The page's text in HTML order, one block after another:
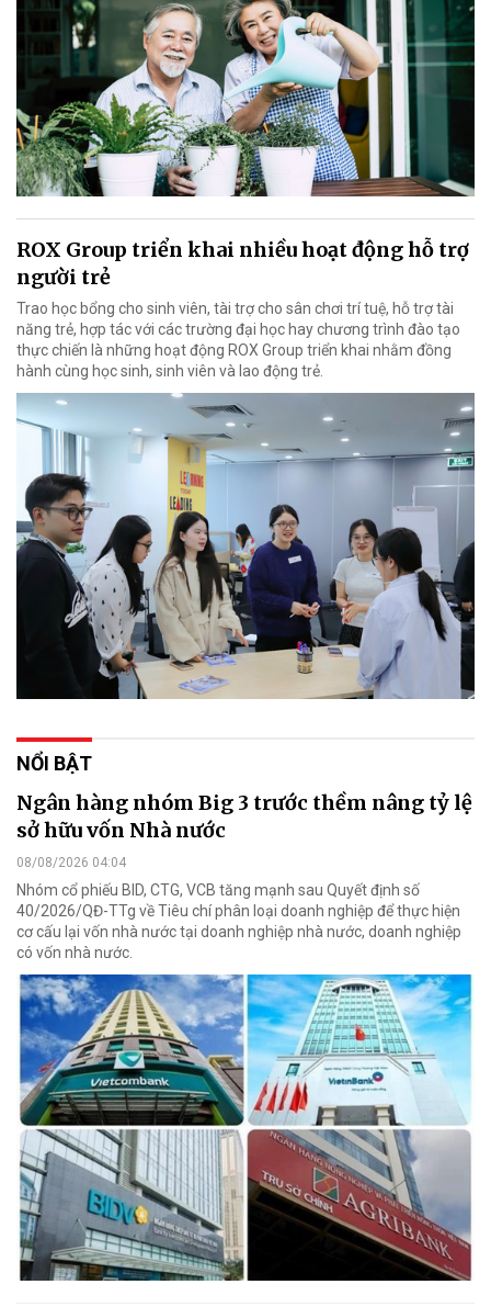
ROX Group triển khai nhiều hoạt động hỗ trợ
người trẻ
Trao học bổng cho sinh viên, tài trợ cho sân chơi trí tuệ, hỗ trợ tài
năng trẻ, hợp tác với các trường đại học hay chương trình đào tạo
thực chiến là những hoạt động ROX Group triển khai nhằm đồng
hành cùng học sinh, sinh viên và lao động trẻ.
NỔI BẬT
Ngân hàng nhóm Big 3 trước thềm nâng tỷ lệ
sở hữu vốn Nhà nước
08/08/2026 04:04
Nhóm cổ phiếu BID, CTG, VCB tăng mạnh sau Quyết định số
40/2026/QĐ-TTg về Tiêu chí phân loại doanh nghiệp để thực hiện
cơ cấu lại vốn nhà nước tại doanh nghiệp nhà nước, doanh nghiệp
có vốn nhà nước.